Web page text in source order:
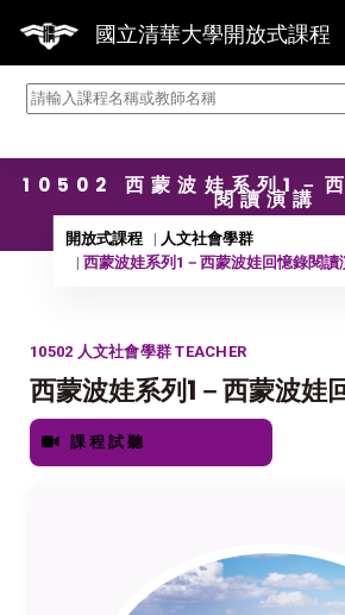
國立清華大學開放式課程
10502 西蒙波娃系列1－
閱讀演講
開放式課程
人文社會學群
西蒙波娃系列1－西蒙波娃回憶錄閱讀
10502 人文社會學群 TEACHER
西蒙波娃系列1－西蒙波娃
課程試聽